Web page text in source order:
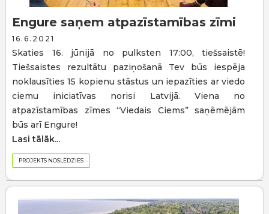
Engure saņem atpazīstamības zīmi
16.6.2021
Skaties 16. jūnijā no pulksten 17:00, tiešsaistē!
Tiešsaistes rezultātu paziņošanā Tev būs iespēja
noklausīties 15 kopienu stāstus un iepazīties ar viedo
ciemu iniciatīvas norisi Latvijā. Viena no
atpazīstamības zīmes “Viedais Ciems” saņēmējām
būs arī Engure!
Lasi tālāk...
PROJEKTS NOSLĒDZIES